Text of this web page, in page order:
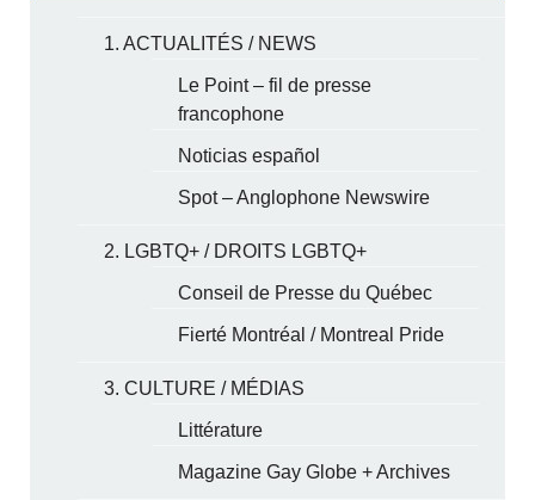
1. ACTUALITÉS / NEWS
Le Point – fil de presse
francophone
Noticias español
Spot – Anglophone Newswire
2. LGBTQ+ / DROITS LGBTQ+
Conseil de Presse du Québec
Fierté Montréal / Montreal Pride
3. CULTURE / MÉDIAS
Littérature
Magazine Gay Globe + Archives